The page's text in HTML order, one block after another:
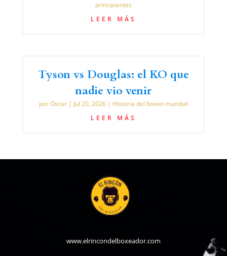
principiantes
LEER MÁS
Tyson vs Douglas: el KO que
nadie vio venir
porOscar| Jul 20, 2026| Historia del boxeo mundial
LEER MÁS
www.elrincondelboxeador.com